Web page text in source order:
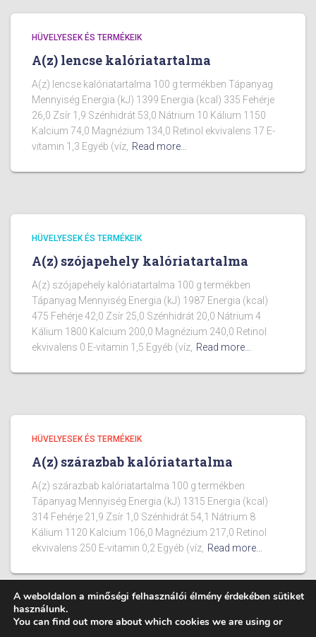
HÜVELYESEK ÉS TERMÉKEIK
A(z) lencse kalóriatartalma
A(z) lencse kalóriatartalma 100 g termékben Tápanyag
Mennyiség Energia (kJ) 1399 Energia (kcal) 335 Fehérje
26,0 Zsír 1,9 Szénhidrát 53,0 Nátrium 10 Kálium 1150
Kalcium 74,0 Magnézium 134,0 Retinol ekvivalens 17 E-
vitamin 1,3 Egyéb (víz, Read more…
HÜVELYESEK ÉS TERMÉKEIK
A(z) szójapehely kalóriatartalma
A(z) szójapehely kalóriatartalma 100 g termékben
Tápanyag Mennyiség Energia (kJ) 1987 Energia (kcal)
475 Fehérje 42,0 Zsír 25,0 Szénhidrát 20,0 Nátrium 4
Kálium 1800 Kalcium 200,0 Magnézium 240,0 Retinol
ekvivalens 0 E-vitamin 1,5 Egyéb (víz, Read more…
HÜVELYESEK ÉS TERMÉKEIK
A(z) szárazbab kalóriatartalma
A(z) szárazbab kalóriatartalma 100 g termékben
Tápanyag Mennyiség Energia (kJ) 1315 Energia (kcal)
314 Fehérje 21,9 Zsír 1,0 Szénhidrát 54,1 Nátrium 8
Kálium 1120 Kalcium 106,0 Magnézium 217,0 Retinol
ekvivalens 250 E-vitamin 0,2 Egyéb (víz, Read more…
A weboldalon a minőségi felhasználói élmény érdekében sütiket
használunk.
You can find out more about which cookies we are using or